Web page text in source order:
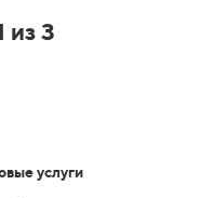
из 3
услуги